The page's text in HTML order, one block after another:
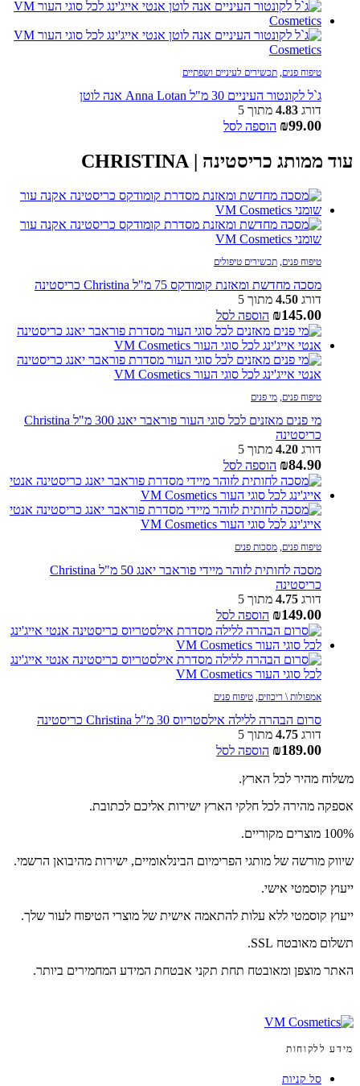
טיפוח פנים, תכשירים לעיניים ושפתיים
ג`ל לקונטור העיניים 30 מ"ל Anna Lotan אנה לוטן
דורג 4.83 מתוך 5
₪99.00 הוספה לסל
עוד ממותג כריסטינה | CHRISTINA
טיפוח פנים, תכשירים טיפולים
מסכה מחדשת ומאזנת קומודקס 75 מ"ל Christina כריסטינה
דורג 4.50 מתוך 5
₪145.00 הוספה לסל
טיפוח פנים, מי פנים
מי פנים מאזנים לכל סוגי העור פוראבר יאנג 300 מ"ל Christina
כריסטינה
דורג 4.20 מתוך 5
₪84.90 הוספה לסל
טיפוח פנים, מסכות פנים
מסכה לחותית לזוהר מיידי פוראבר יאנג 50 מ"ל Christina
כריסטינה
דורג 4.75 מתוך 5
₪149.00 הוספה לסל
אמפולות \ ריכוזים, טיפוח פנים
סרום הבהרה ללילה אילסטריוס 30 מ"ל Christina כריסטינה
דורג 4.75 מתוך 5
₪189.00 הוספה לסל
משלוח מהיר לכל הארץ.
אספקה מהירה לכל חלקי הארץ ישירות אליכם לכתובת.
100% מוצרים מקוריים.
שיווק מורשה של מותגי הפרימיום הבינלאומיים, ישירות מהיבואן הרשמי.
ייעוץ קוסמטי אישי.
ייעוץ קוסמטי ללא עלות להתאמה אישית של מוצרי הטיפוח לעור שלך.
תשלום מאובטח SSL.
האתר מוצפן ומאובטח תחת תקני אבטחת המידע המחמירים ביותר.
מידע ללקוחות
סל קניות